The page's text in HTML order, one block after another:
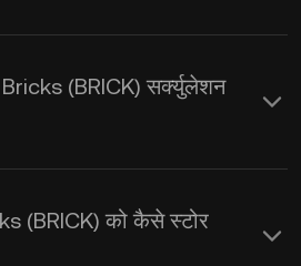
(BRICK) सर्क्युलेशन
(BRICK) को कैसे स्टोर